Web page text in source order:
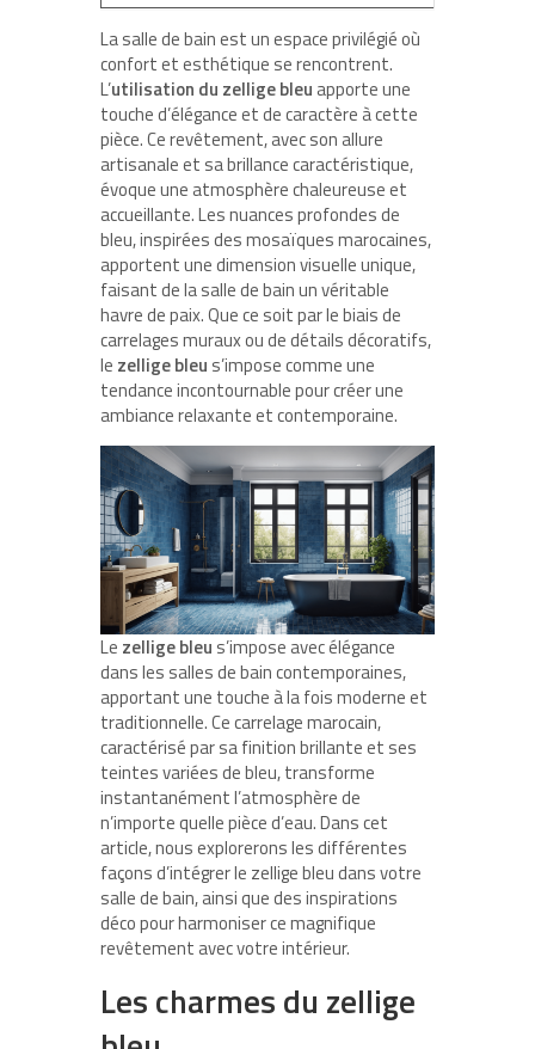
La salle de bain est un espace privilégié où
confort et esthétique se rencontrent.
L’utilisation du zellige bleu apporte une
touche d’élégance et de caractère à cette
pièce. Ce revêtement, avec son allure
artisanale et sa brillance caractéristique,
évoque une atmosphère chaleureuse et
accueillante. Les nuances profondes de
bleu, inspirées des mosaïques marocaines,
apportent une dimension visuelle unique,
faisant de la salle de bain un véritable
havre de paix. Que ce soit par le biais de
carrelages muraux ou de détails décoratifs,
le zellige bleu s’impose comme une
tendance incontournable pour créer une
ambiance relaxante et contemporaine.
Le zellige bleu s’impose avec élégance
dans les salles de bain contemporaines,
apportant une touche à la fois moderne et
traditionnelle. Ce carrelage marocain,
caractérisé par sa finition brillante et ses
teintes variées de bleu, transforme
instantanément l’atmosphère de
n’importe quelle pièce d’eau. Dans cet
article, nous explorerons les différentes
façons d’intégrer le zellige bleu dans votre
salle de bain, ainsi que des inspirations
déco pour harmoniser ce magnifique
revêtement avec votre intérieur.
Les charmes du zellige